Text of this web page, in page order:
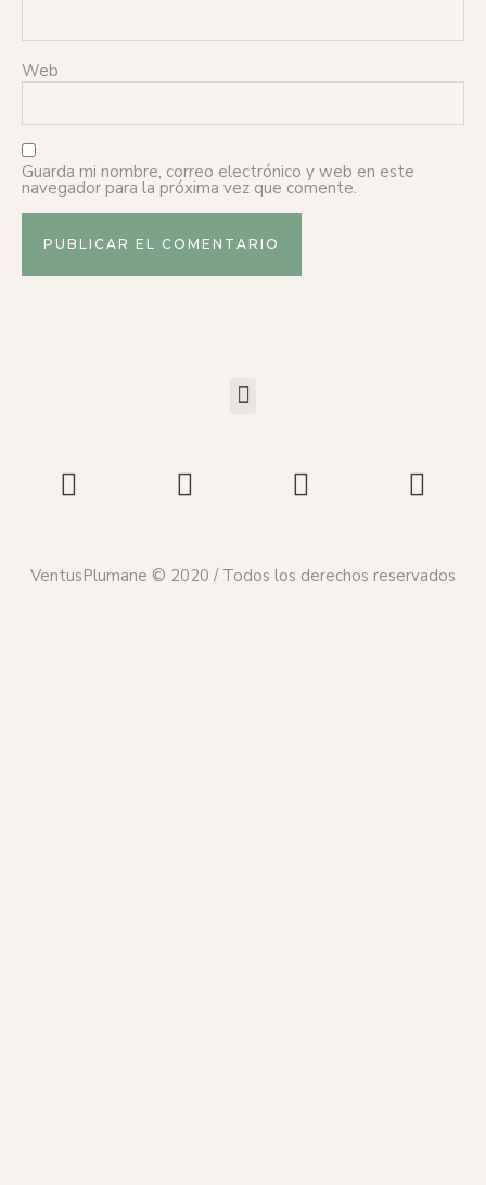
Web
Guarda mi nombre, correo electrónico y web en este
navegador para la próxima vez que comente.
VentusPlumane © 2020 / Todos los derechos reservados